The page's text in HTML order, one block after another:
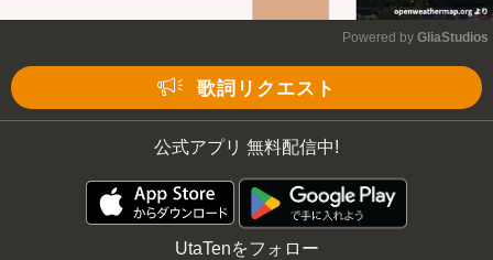
Powered by GliaStudios
歌詞リクエスト
公式アプリ 無料配信中!
UtaTenをフォロー